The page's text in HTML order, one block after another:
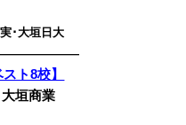
･大垣日大
ト8校】
垣商業